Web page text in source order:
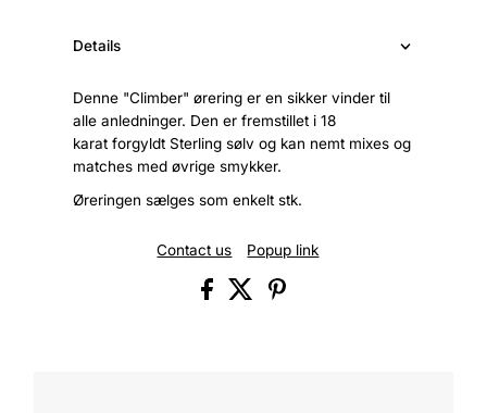
Details
Denne "Climber" ørering er en sikker vinder til
alle anledninger. Den er fremstillet i 18
karat forgyldt Sterling sølv og kan nemt mixes og
matches med øvrige smykker.
Øreringen sælges som enkelt stk.
Contact us Popup link